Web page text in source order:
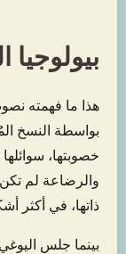
بيولوجيا
هذا ما فهمته
بواسطة النسخ
خصوبتها،
والرضاعة لم تكن
ذاتها، في أكثر
بينما جلس